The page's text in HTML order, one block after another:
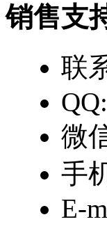
销售支
联
QQ:
微
手
E-